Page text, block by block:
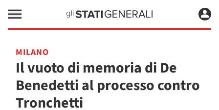
MILANO
Il vuoto di memoria di De
Benedetti al processo contro
Tronchetti